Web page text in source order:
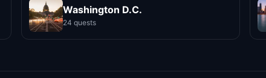
Washington D.C.
24 quests